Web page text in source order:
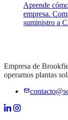
Aprende
empresa.
suministro a
Empresa de
operamos plantas